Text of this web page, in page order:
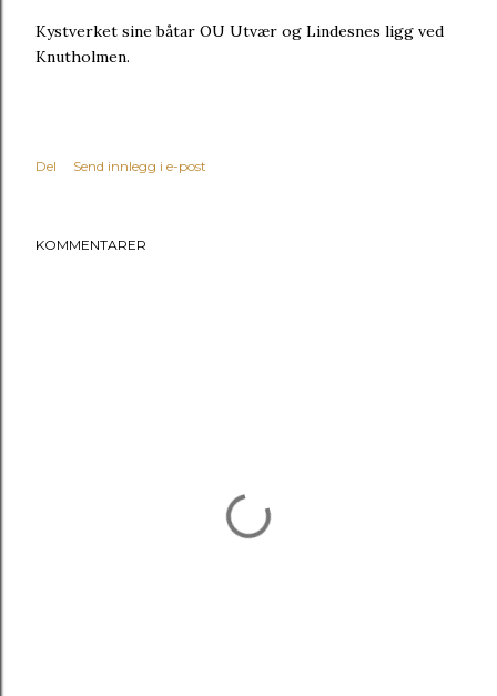
Kystverket sine båtar OU Utvær og Lindesnes ligg ved
Knutholmen.
Del Send innlegg i e-post
KOMMENTARER